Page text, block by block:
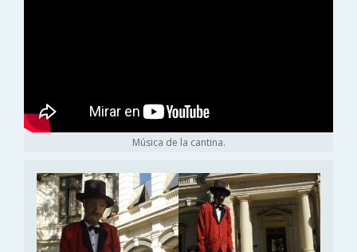
Música de la cantina.